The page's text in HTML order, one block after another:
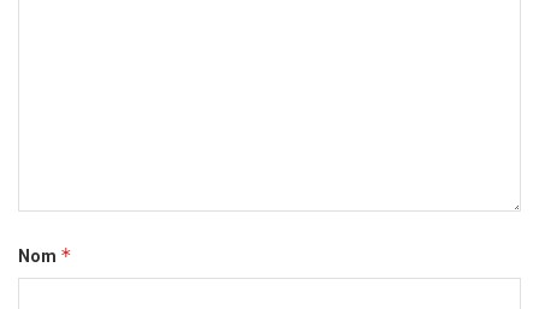
Nom *